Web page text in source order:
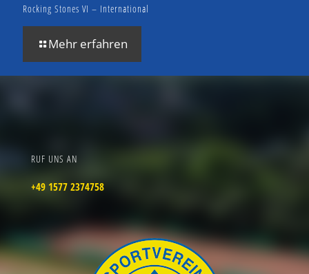
Rocking Stones VI – International
Mehr erfahren
RUF UNS AN
+49 1577 2374758